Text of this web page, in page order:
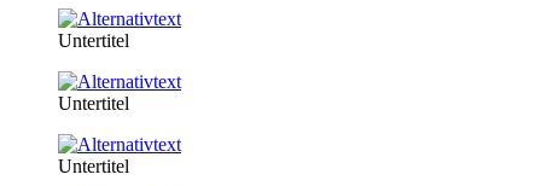
Untertitel
Untertitel
Untertitel